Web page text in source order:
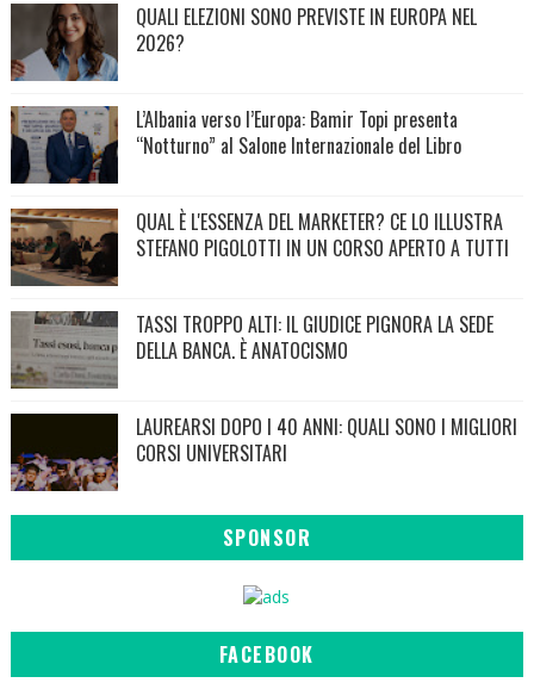
QUALI ELEZIONI SONO PREVISTE IN EUROPA NEL
2026?
L’Albania verso l’Europa: Bamir Topi presenta
“Notturno” al Salone Internazionale del Libro
QUAL È L'ESSENZA DEL MARKETER? CE LO ILLUSTRA
STEFANO PIGOLOTTI IN UN CORSO APERTO A TUTTI
TASSI TROPPO ALTI: IL GIUDICE PIGNORA LA SEDE
DELLA BANCA. È ANATOCISMO
LAUREARSI DOPO I 40 ANNI: QUALI SONO I MIGLIORI
CORSI UNIVERSITARI
SPONSOR
FACEBOOK